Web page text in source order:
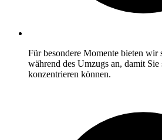
Für besondere Momente bieten wir
während des Umzugs an, damit
konzentrieren können.